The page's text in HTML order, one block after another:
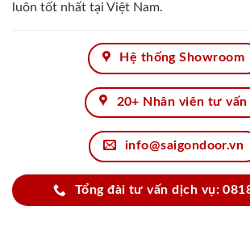
luôn tốt nhất tại Việt Nam.
Hệ thống Showroom
20+ Nhân viên tư vấn
info@saigondoor.vn
Tổng đài tư vấn dịch vụ: